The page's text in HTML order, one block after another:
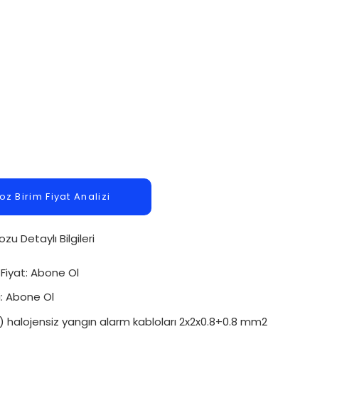
Birim Fiyat Analizi
Detaylı Bilgileri
Abone Ol
Abone Ol
halojensiz yangın alarm kabloları 2x2x0.8+0.8 mm2